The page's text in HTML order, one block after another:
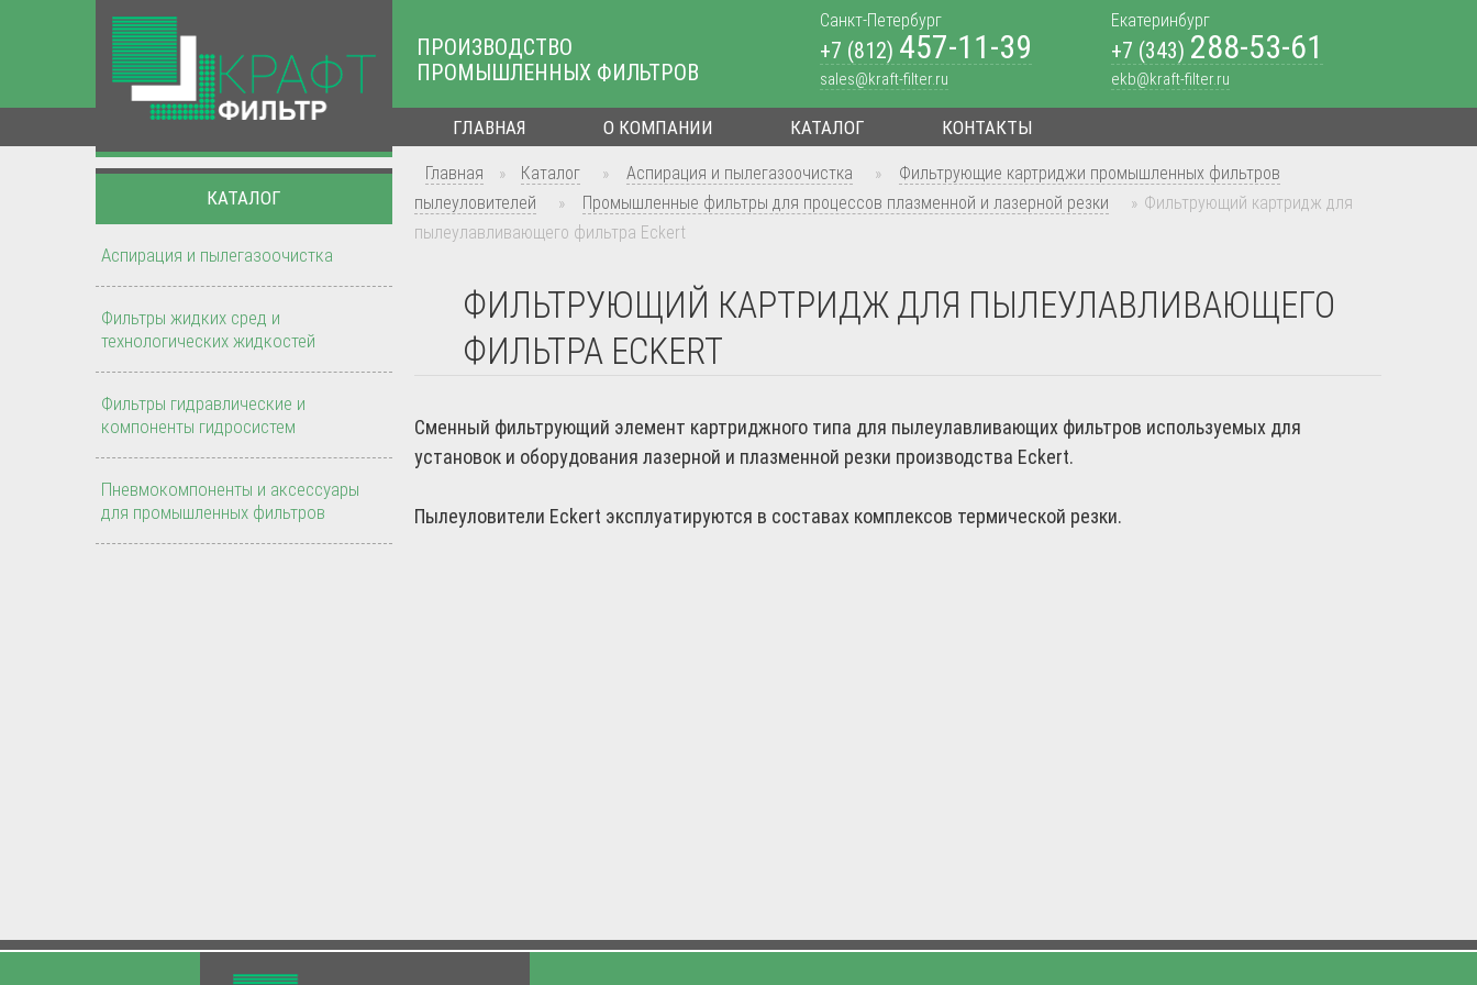
ПРОИЗВОДСТВО
ПРОМЫШЛЕННЫХ ФИЛЬТРОВ
Санкт-Петербург
+7 (812) 457-11-39
sales@kraft-filter.ru
Екатеринбург
+7 (343) 288-53-61
ekb@kraft-filter.ru
ГЛАВНАЯ О КОМПАНИИ КАТАЛОГ КОНТАКТЫ
Главная » Каталог » Аспирация и пылегазоочистка »
Фильтрующие картриджи промышленных фильтров
пылеуловителей
» Промышленные фильтры для процессов плазменной и лазерной резки » Фильтрующий картридж для
пылеулавливающего фильтра Eckert
ФИЛЬТРУЮЩИЙ КАРТРИДЖ ДЛЯ ПЫЛЕУЛАВЛИВАЮЩЕГО
ФИЛЬТРА ECKERT
Сменный фильтрующий элемент картриджного типа для пылеулавливающих фильтров используемых для
установок и оборудования лазерной и плазменной резки производства Eckert.
Пылеуловители Eckert эксплуатируются в составах комплексов термической резки.
КАТАЛОГ
Аспирация и пылегазоочистка
Фильтры жидких сред и
технологических жидкостей
Фильтры гидравлические и
компоненты гидросистем
Пневмокомпоненты и аксессуары
для промышленных фильтров